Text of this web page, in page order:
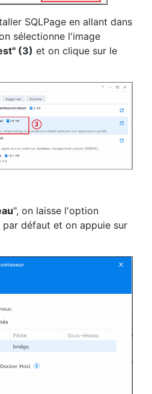
SQLPage en allant dans
sélectionne l'image
(3) et on clique sur le
", on laisse l'option
par défaut et on appuie sur